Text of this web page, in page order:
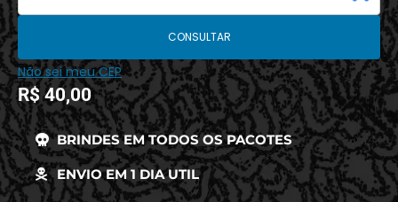
CONSULTAR
Não sei meu CEP
R$40,00
BRINDES EM TODOS OS PACOTES
ENVIO EM 1 DIA UTIL